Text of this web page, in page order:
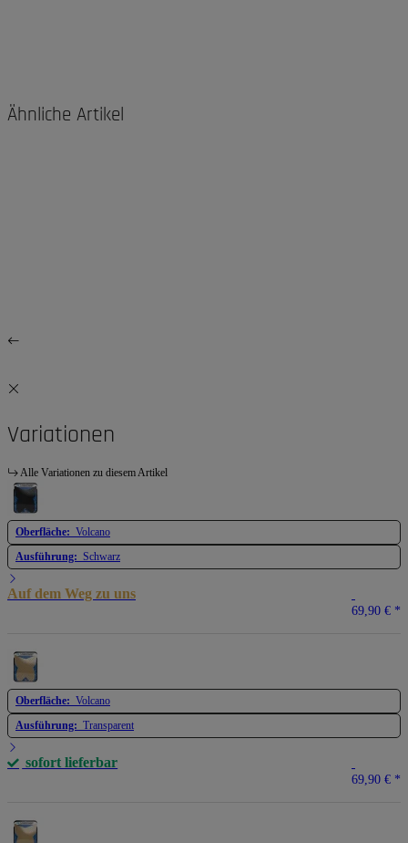
Ähnliche Artikel
Variationen
Alle Variationen zu diesem Artikel
Oberfläche: Volcano
Ausführung: Schwarz
Auf dem Weg zu uns
69,90 € *
Oberfläche: Volcano
Ausführung: Transparent
sofort lieferbar
69,90 € *